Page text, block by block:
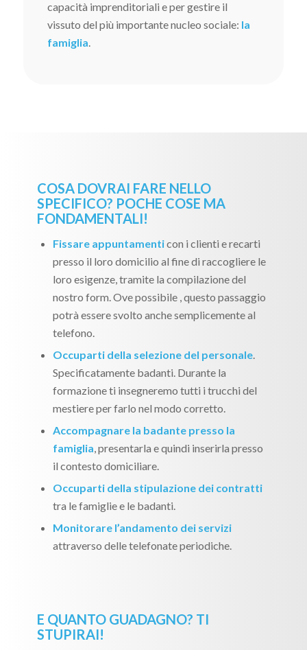
capacità imprenditoriali e per gestire il
vissuto del più importante nucleo sociale: la
famiglia.
COSA DOVRAI FARE NELLO
SPECIFICO? POCHE COSE MA
FONDAMENTALI!
Fissare appuntamenticon i clienti e recarti
presso il loro domicilio al fine di raccogliere le
loro esigenze, tramite la compilazione del
nostro form. Ove possibile , questo passaggio
potrà essere svolto anche semplicemente al
telefono.
Occuparti della selezione del personale.
Specificatamente badanti. Durante la
formazione ti insegneremo tutti i trucchi del
mestiere per farlo nel modo corretto.
Accompagnare la badante presso la
famiglia, presentarla e quindi inserirla presso
il contesto domiciliare.
Occuparti della stipulazione dei contratti
tra le famiglie e le badanti.
Monitorare l’andamento dei servizi
attraverso delle telefonate periodiche.
E QUANTO GUADAGNO? TI
STUPIRAI!